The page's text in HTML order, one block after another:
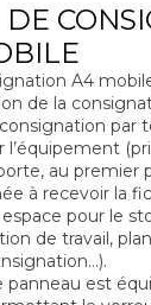
A4
de la
par
l’équipement
au premier
à recevoir la
espace pour le
de travail,
panneau est